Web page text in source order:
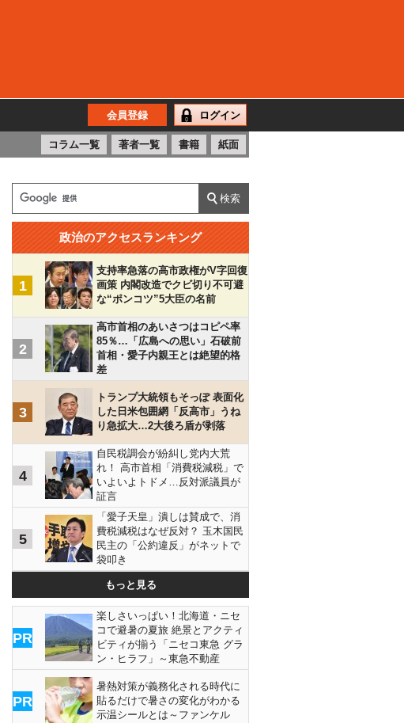
会員登録 ログイン
コラム一覧 著者一覧 書籍 紙面
政治のアクセスランキング
1
支持率急落の高市政権がV字回復
画策 内閣改造でクビ切り不可避
な“ポンコツ”5大臣の名前
2
高市首相のあいさつはコピペ率
85％…「広島への思い」石破前
首相・愛子内親王とは絶望的格
差
3
トランプ大統領もそっぽ 表面化
した日米包囲網「反高市」うね
り急拡大…2大後ろ盾が剥落
4
自民税調会が紛糾し党内大荒
れ！ 高市首相「消費税減税」で
いよいよトドメ…反対派議員が
証言
5
「愛子天皇」潰しは賛成で、消
費税減税はなぜ反対？ 玉木国民
民主の「公約違反」がネットで
袋叩き
もっと見る
PR
楽しさいっぱい！北海道・ニセ
コで避暑の夏旅 絶景とアクティ
ビティが揃う「ニセコ東急 グラ
ン・ヒラフ」～東急不動産
PR
暑熱対策が義務化される時代に
貼るだけで暑さの変化がわかる
示温シールとは～ファンケル